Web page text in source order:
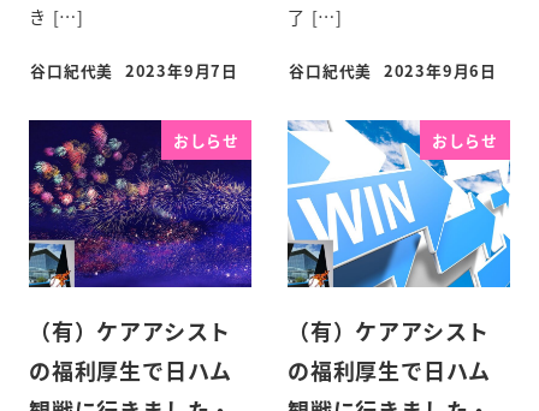
き […]
谷口紀代美 2023年9月7日
了 […]
谷口紀代美 2023年9月6日
おしらせ
（有）ケアアシスト
の福利厚生で日ハム
おしらせ
（有）ケアアシスト
の福利厚生で日ハム